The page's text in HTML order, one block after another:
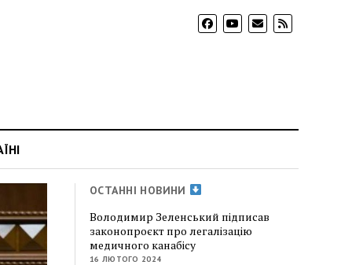
ОСТАННІ НОВИНИ
Володимир Зеленський підписав
законопроєкт про легалізацію
медичного канабісу
16 ЛЮТОГО 2024